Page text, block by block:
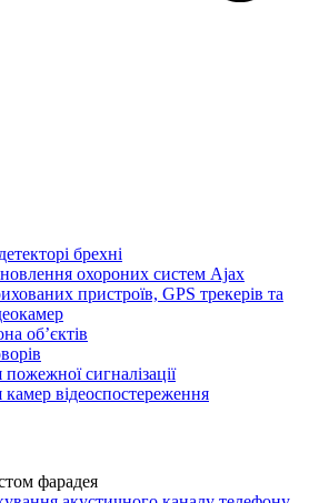
брехні
охороних систем Ajax
пристроїв, GPS трекерів та
об’єктів
сигналізації
відеоспостереження
фарадея